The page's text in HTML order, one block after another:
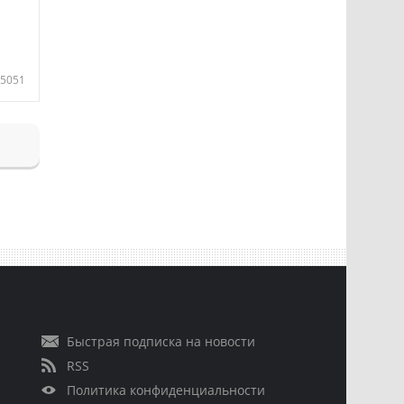
5051
Быстрая подписка на новости
RSS
Политика конфиденциальности